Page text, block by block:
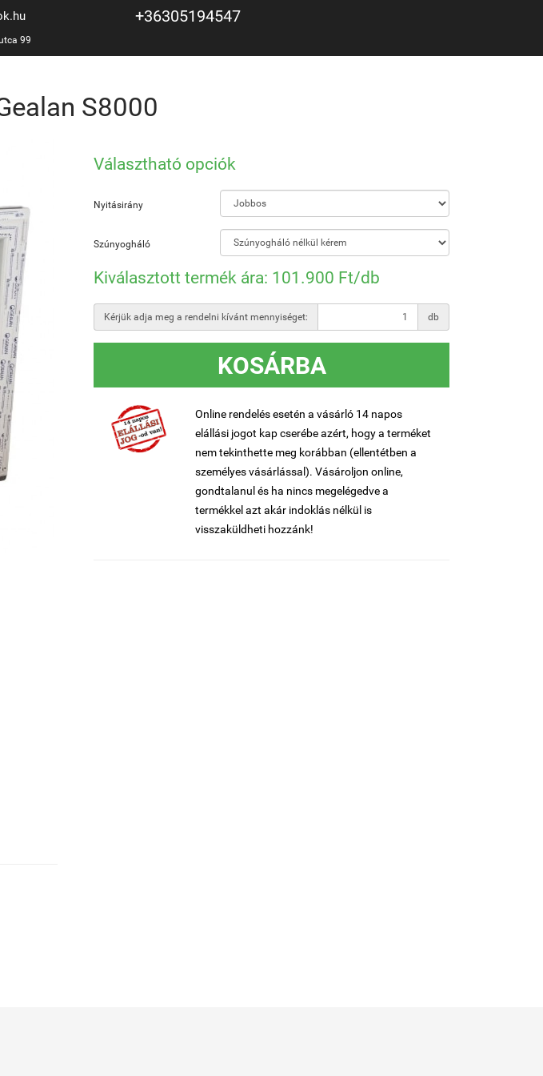
99
+36305194547
S8000
Választható opciók
Nyitásirány
Szúnyogháló
Kiválasztott termék ára: 101.900 Ft/db
Kérjük adja meg a rendelni kívánt mennyiséget: db
KOSÁRBA
Online rendelés esetén a vásárló 14 napos
elállási jogot kap cserébe azért, hogy a terméket
nem tekinthette meg korábban (ellentétben a
személyes vásárlással). Vásároljon online,
gondtalanul és ha nincs megelégedve a
termékkel azt akár indoklás nélkül is
visszaküldheti hozzánk!